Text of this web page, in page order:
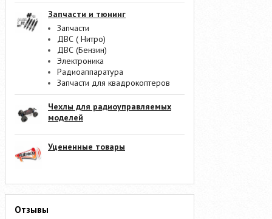
Запчасти и тюнинг
Запчасти
ДВС ( Нитро)
ДВС (Бензин)
Электроника
Радиоаппаратура
Запчасти для квадрокоптеров
Чехлы для радиоуправляемых
моделей
Уцененные товары
Отзывы